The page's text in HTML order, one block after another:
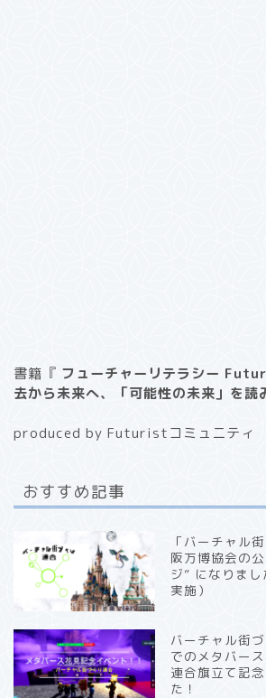
書籍『 フューチャーリテラシー
去から未来へ、「可能性の未来」を読
produced by Futuristコミュニティ
おすすめ記事
「バーチャル
阪万博協会の
ジ” になりま
実施）
バーチャル街
でのメタバー
連合旗立て記
た！